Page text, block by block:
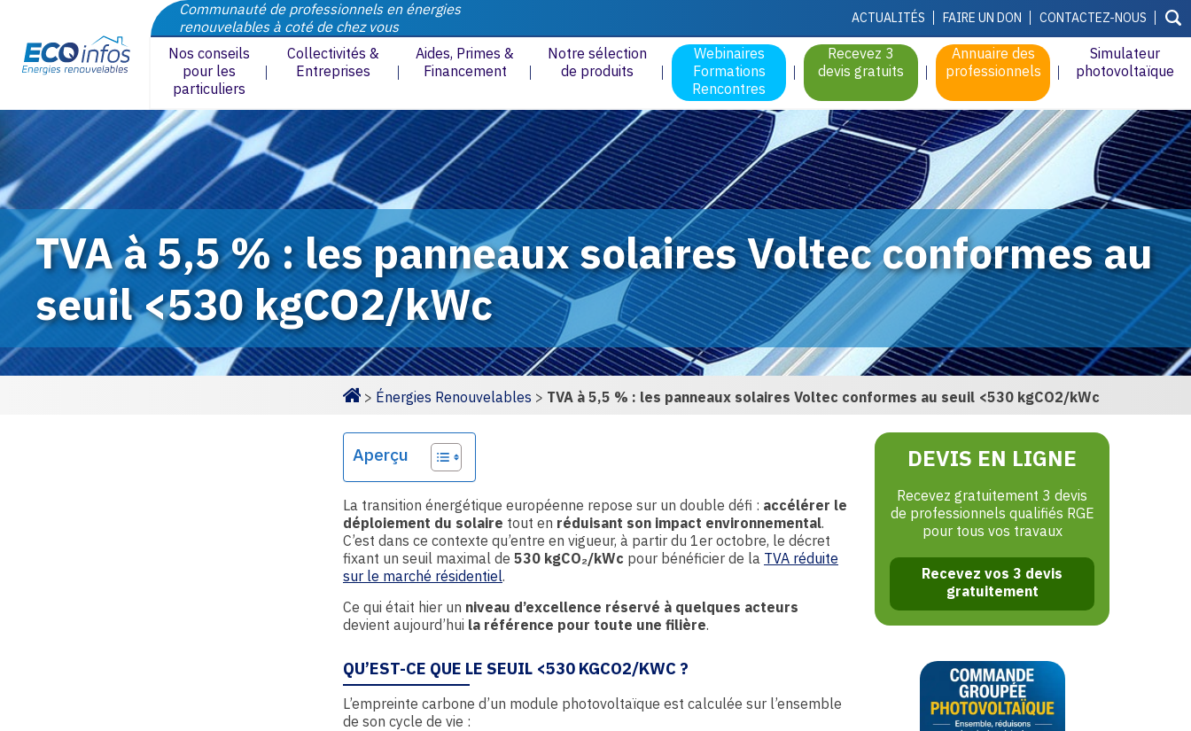
Communauté de professionnels en énergies
renouvelables à coté de chez vous
ACTUALITÉS FAIRE UN DON CONTACTEZ-NOUS
Nos conseils
pour les
particuliers
Collectivités &
Entreprises
Aides, Primes &
Financement
Notre sélection
de produits
Webinaires
Formations
Rencontres
Recevez 3
devis gratuits
Annuaire des
professionnels
Simulateur
photovoltaïque
TVA à 5,5 % : les panneaux solaires Voltec conformes au
seuil <530 kgCO2/kWc
> Énergies Renouvelables > TVA à 5,5 % : les panneaux solaires Voltec conformes au seuil <530 kgCO2/kWc
Aperçu
La transition énergétique européenne repose sur un double défi : accélérer le
déploiement du solaire tout en réduisant son impact environnemental.
C’est dans ce contexte qu’entre en vigueur, à partir du 1er octobre, le décret
fixant un seuil maximal de 530 kgCO₂/kWc pour bénéficier de la TVA réduite
sur le marché résidentiel.
Ce qui était hier un niveau d’excellence réservé à quelques acteurs
devient aujourd’hui la référence pour toute une filière.
QU’EST-CE QUE LE SEUIL <530 KGCO2/KWC ?
L’empreinte carbone d’un module photovoltaïque est calculée sur l’ensemble
de son cycle de vie :
DEVIS EN LIGNE
Recevez gratuitement 3 devis
de professionnels qualifiés RGE
pour tous vos travaux
Recevez vos 3 devis
gratuitement